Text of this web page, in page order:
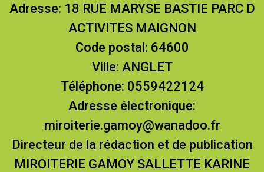
Adresse: 18 RUE MARYSE BASTIE PARC D
ACTIVITES MAIGNON
Code postal: 64600
Ville: ANGLET
Téléphone: 0559422124
Adresse électronique:
miroiterie.gamoy@wanadoo.fr
Directeur de la rédaction et de publication
MIROITERIE GAMOY SALLETTE KARINE